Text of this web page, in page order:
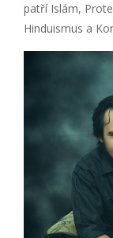
patří Islám,
Hinduismus a